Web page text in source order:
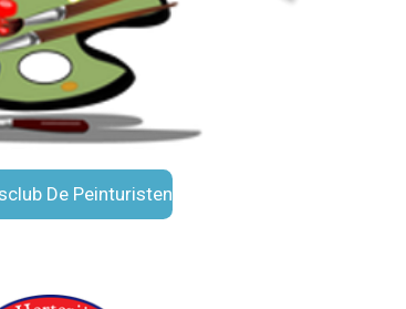
De Peinturisten